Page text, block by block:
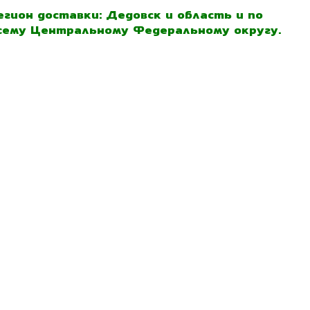
доставки: Дедовск и область и по
Центральному Федеральному округу.